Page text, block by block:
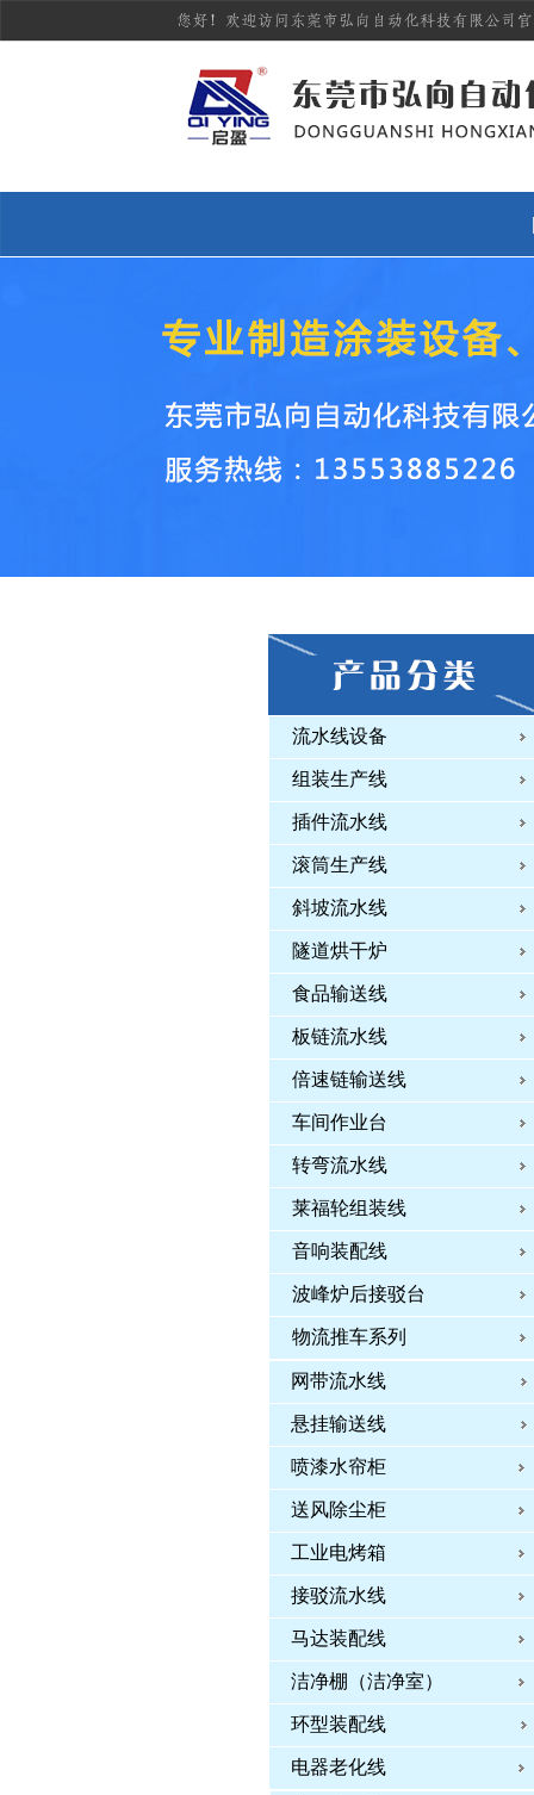
流水线设备
组装生产线
插件流水线
滚筒生产线
斜坡流水线
隧道烘干炉
食品输送线
板链流水线
倍速链输送线
车间作业台
转弯流水线
莱福轮组装线
音响装配线
波峰炉后接驳台
物流推车系列
网带流水线
悬挂输送线
喷漆水帘柜
送风除尘柜
工业电烤箱
接驳流水线
马达装配线
洁净棚（洁净室）
环型装配线
电器老化线